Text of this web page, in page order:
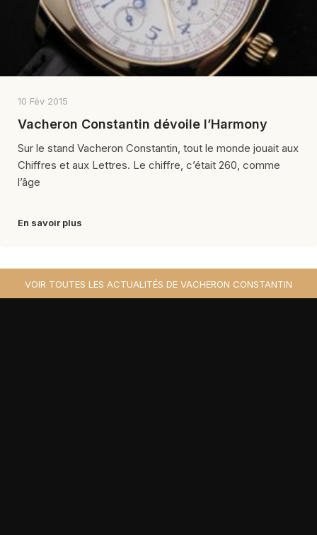
10 Fév 2015
Vacheron Constantin dévoile l’Harmony
Sur le stand Vacheron Constantin, tout le monde jouait aux
Chiffres et aux Lettres. Le chiffre, c’était 260, comme
l’âge
En savoir plus
VOIR TOUTES LES ACTUALITÉS DE VACHERON CONSTANTIN